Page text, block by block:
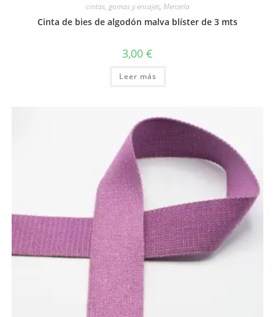
cintas, gomas y encajes, Mercería
Cinta de bies de algodón malva blíster de 3 mts
3,00 €
Leer más